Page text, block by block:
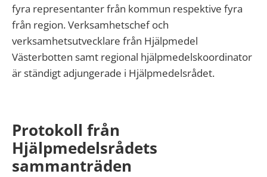
fyra representanter från kommun respektive fyra
från region. Verksamhetschef och
verksamhetsutvecklare från Hjälpmedel
Västerbotten samt regional hjälpmedelskoordinator
är ständigt adjungerade i Hjälpmedelsrådet.
Protokoll från
Hjälpmedelsrådets
sammanträden